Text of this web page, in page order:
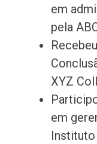
em
pela
XYZ
em